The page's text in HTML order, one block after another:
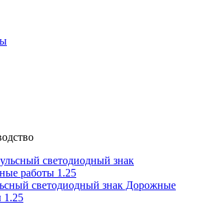
светодиодный знак Дорожные
1.25